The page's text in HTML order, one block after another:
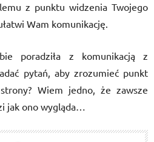
z punktu widzenia Twojego
Wam komunikację.
poradziła z komunikacją z
pytań, aby zrozumieć punkt
Wiem jedno, że zawsze
jak ono wygląda…